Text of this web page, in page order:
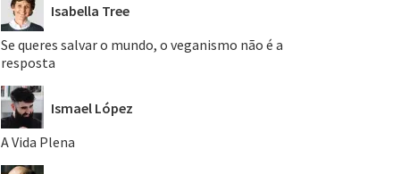
Isabella Tree
Se queres salvar o mundo, o veganismo não é a
resposta
Ismael López
A Vida Plena